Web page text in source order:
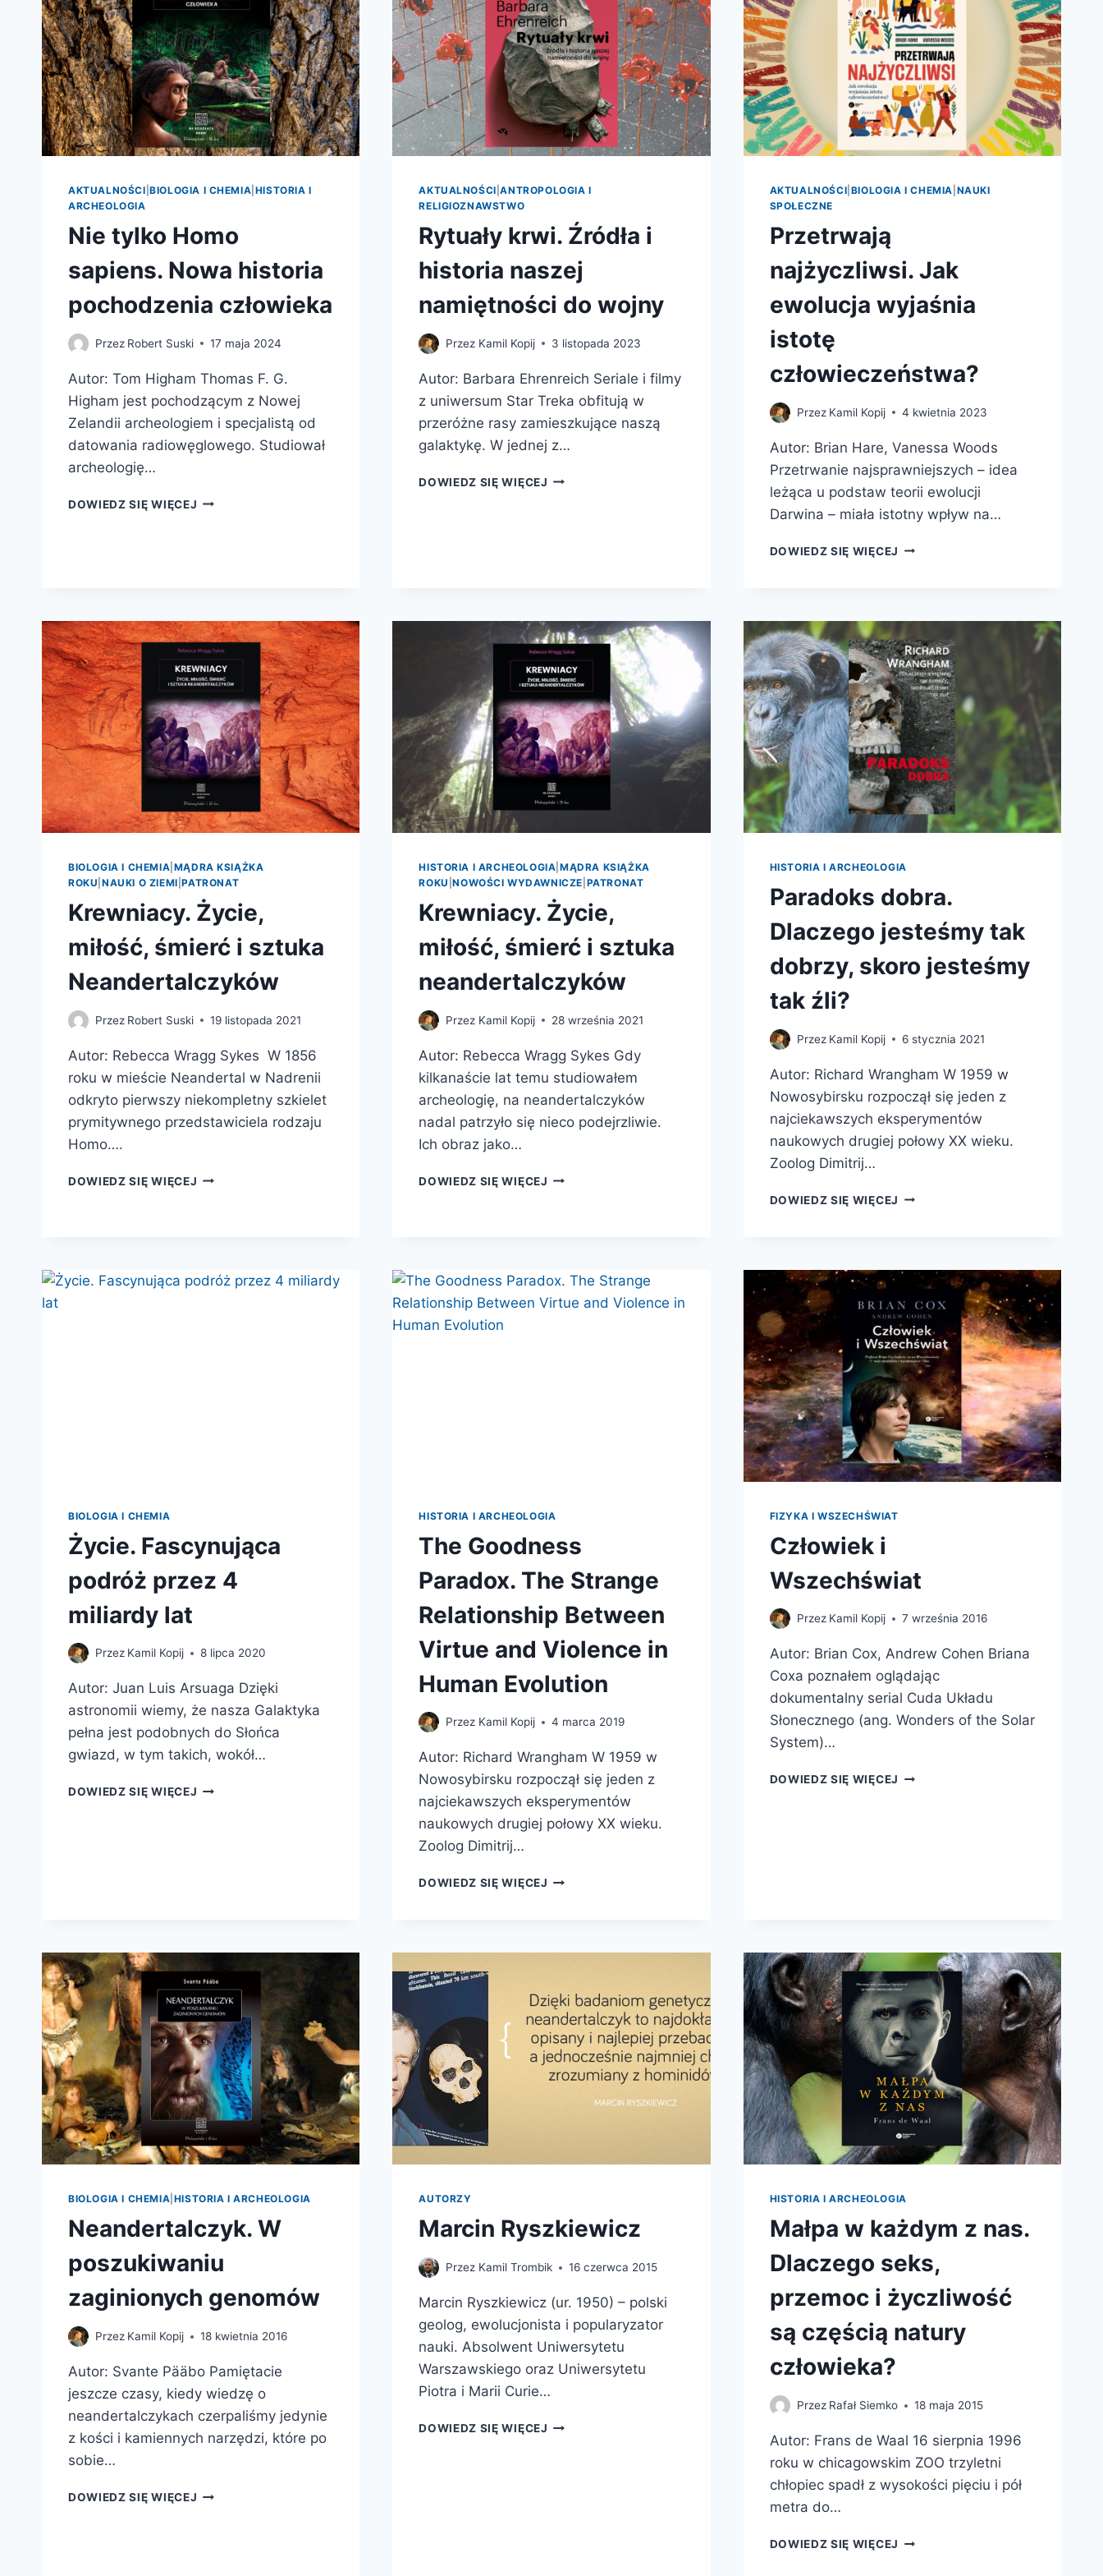
AKTUALNOŚCI |BIOLOGIA I CHEMIA HISTORIA I
ARCHEOLOGIA
Nie tylko Homo
sapiens. Nowa historia
pochodzenia człowieka
Przez Robert Suski 17 maja 2024
Autor: Tom Higham Thomas F. G.
Higham jest pochodzącym z Nowej
Zelandii archeologiem i specjalistą od
datowania radiowęglowego. Studiował
archeologię…
DOWIEDZ SIĘ WIĘCEJ NIE
CZŁOWIEKA
AKTUALNOŚCI |ANTROPOLOGIA I
RELIGIOZNAWSTWO
Rytuały krwi. Źródła i
historia naszej
namiętności do wojny
Przez Kamil Kopij 3 listopada 2023
Autor: Barbara Ehrenreich Seriale i filmy
z uniwersum Star Treka obfitują w
przeróżne rasy zamieszkujące naszą
galaktykę. W jednej z…
DOWIEDZ SIĘ WIĘCEJ RYTUAŁY
AKTUALNOŚCI BIOLOGIA I CHEMIA NAUKI
SPOŁECZNE
Przetrwają
najżyczliwsi. Jak
ewolucja wyjaśnia
istotę
człowieczeństwa?
Przez Kamil Kopij 4 kwietnia 2023
Autor: Brian Hare, Vanessa Woods
Przetrwanie najsprawniejszych – idea
leżąca u podstaw teorii ewolucji
Darwina – miała istotny wpływ na…
DOWIEDZ SIĘ WIĘCEJ PRZETRWAJĄ
ISTOTĘ
CZŁOWIECZEŃSTWA?
BIOLOGIA I CHEMIA MĄDRA KSIĄŻKA
ROKU NAUKI O ZIEMI |PATRONAT
Krewniacy. Życie,
miłość, śmierć i sztuka
Neandertalczyków
Przez Robert Suski 19 listopada 2021
Autor: Rebecca Wragg Sykes W 1856
roku w mieście Neandertal w Nadrenii
odkryto pierwszy niekompletny szkielet
prymitywnego przedstawiciela rodzaju
Homo….
DOWIEDZ SIĘ WIĘCEJ KREWNIACY.
NEANDERTALCZYKÓW
HISTORIA I ARCHEOLOGIA |MĄDRA KSIĄŻKA
ROKU |NOWOŚCI WYDAWNICZE PATRONAT
Krewniacy. Życie,
miłość, śmierć i sztuka
neandertalczyków
Przez Kamil Kopij 28 września 2021
Autor: Rebecca Wragg Sykes Gdy
kilkanaście lat temu studiowałem
archeologię, na neandertalczyków
nadal patrzyło się nieco podejrzliwie.
Ich obraz jako…
DOWIEDZ SIĘ WIĘCEJ KREWNIACY.
NEANDERTALCZYKÓW
HISTORIA I ARCHEOLOGIA
Paradoks dobra.
Dlaczego jesteśmy tak
dobrzy, skoro jesteśmy
tak źli?
Przez Kamil Kopij 6 stycznia 2021
Autor: Richard Wrangham W 1959 w
Nowosybirsku rozpoczął się jeden z
najciekawszych eksperymentów
naukowych drugiej połowy XX wieku.
Zoolog Dimitrij…
DOWIEDZ SIĘ WIĘCEJ PARADOKS
DOBRZY,
SKORO
JESTEŚMY
TAK
ŹLI?
BIOLOGIA I CHEMIA
Życie. Fascynująca
podróż przez 4
miliardy lat
Przez Kamil Kopij 8 lipca 2020
Autor: Juan Luis Arsuaga Dzięki
astronomii wiemy, że nasza Galaktyka
pełna jest podobnych do Słońca
gwiazd, w tym takich, wokół…
DOWIEDZ SIĘ WIĘCEJ ŻYCIE.
HISTORIA I ARCHEOLOGIA
The Goodness
Paradox. The Strange
Relationship Between
Virtue and Violence in
Human Evolution
Przez Kamil Kopij 4 marca 2019
Autor: Richard Wrangham W 1959 w
Nowosybirsku rozpoczął się jeden z
najciekawszych eksperymentów
naukowych drugiej połowy XX wieku.
Zoolog Dimitrij…
DOWIEDZ SIĘ WIĘCEJ THE
VIRTUE
AND
VIOLENCE
IN
HUMAN
EVOLUTION
FIZYKA I WSZECHŚWIAT
Człowiek i
Wszechświat
Przez Kamil Kopij 7 września 2016
Autor: Brian Cox, Andrew Cohen Briana
Coxa poznałem oglądając
dokumentalny serial Cuda Układu
Słonecznego (ang. Wonders of the Solar
System)…
DOWIEDZ SIĘ WIĘCEJ CZŁOWIEK
BIOLOGIA I CHEMIA HISTORIA I ARCHEOLOGIA
Neandertalczyk. W
poszukiwaniu
zaginionych genomów
Przez Kamil Kopij 18 kwietnia 2016
Autor: Svante Pääbo Pamiętacie
jeszcze czasy, kiedy wiedzę o
neandertalczykach czerpaliśmy jedynie
z kości i kamiennych narzędzi, które po
sobie…
DOWIEDZ SIĘ WIĘCEJ NEANDERTALCZYK.
AUTORZY
Marcin Ryszkiewicz
Przez Kamil Trombik 16 czerwca 2015
Marcin Ryszkiewicz (ur. 1950) – polski
geolog, ewolucjonista i popularyzator
nauki. Absolwent Uniwersytetu
Warszawskiego oraz Uniwersytetu
Piotra i Marii Curie…
DOWIEDZ SIĘ WIĘCEJ MARCIN
HISTORIA I ARCHEOLOGIA
Małpa w każdym z nas.
Dlaczego seks,
przemoc i życzliwość
są częścią natury
człowieka?
Przez Rafał Siemko 18 maja 2015
Autor: Frans de Waal 16 sierpnia 1996
roku w chicagowskim ZOO trzyletni
chłopiec spadł z wysokości pięciu i pół
metra do…
DOWIEDZ SIĘ WIĘCEJ MAŁPA